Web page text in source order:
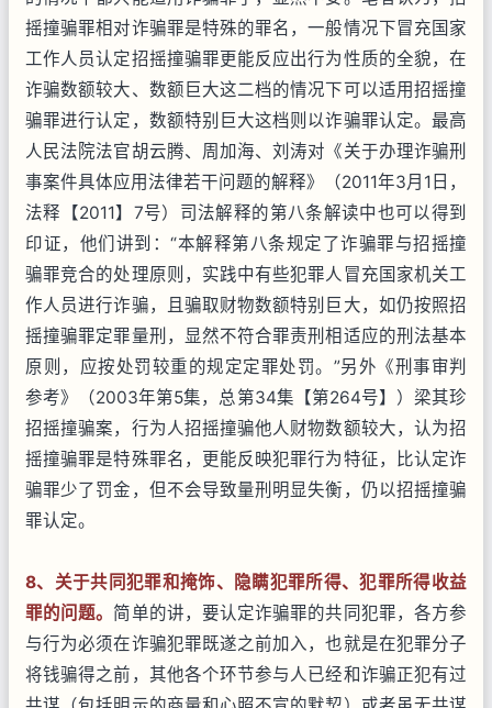
摇撞骗罪相对诈骗罪是特殊的罪名，一般情况下冒充国家
工作人员认定招摇撞骗罪更能反应出行为性质的全貌，在
诈骗数额较大、数额巨大这二档的情况下可以适用招摇撞
骗罪进行认定，数额特别巨大这档则以诈骗罪认定。最高
人民法院法官胡云腾、周加海、刘涛对《关于办理诈骗刑
事案件具体应用法律若干问题的解释》（2011年3月1日，
法释【2011】7号）司法解释的第八条解读中也可以得到
印证，他们讲到：“本解释第八条规定了诈骗罪与招摇撞
骗罪竞合的处理原则，实践中有些犯罪人冒充国家机关工
作人员进行诈骗，且骗取财物数额特别巨大，如仍按照招
摇撞骗罪定罪量刑，显然不符合罪责刑相适应的刑法基本
原则，应按处罚较重的规定定罪处罚。”另外《刑事审判
参考》（2003年第5集，总第34集【第264号】）梁其珍
招摇撞骗案，行为人招摇撞骗他人财物数额较大，认为招
摇撞骗罪是特殊罪名，更能反映犯罪行为特征，比认定诈
骗罪少了罚金，但不会导致量刑明显失衡，仍以招摇撞骗
罪认定。
8、关于共同犯罪和掩饰、隐瞒犯罪所得、犯罪所得收益
罪的问题。 简单的讲，要认定诈骗罪的共同犯罪，各方参
与行为必须在诈骗犯罪既遂之前加入，也就是在犯罪分子
将钱骗得之前，其他各个环节参与人已经和诈骗正犯有过